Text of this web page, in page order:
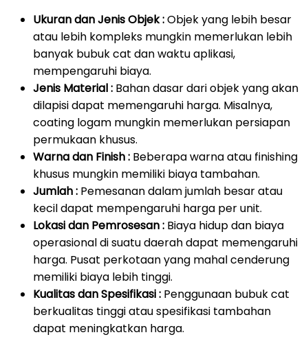
Ukuran dan Jenis Objek :Objek yang lebih besar
atau lebih kompleks mungkin memerlukan lebih
banyak bubuk cat dan waktu aplikasi,
mempengaruhi biaya.
Jenis Material : Bahan dasar dari objek yang akan
dilapisi dapat memengaruhi harga. Misalnya,
coating logam mungkin memerlukan persiapan
permukaan khusus.
Warna dan Finish : Beberapa warna atau finishing
khusus mungkin memiliki biaya tambahan.
Jumlah : Pemesanan dalam jumlah besar atau
kecil dapat mempengaruhi harga per unit.
Lokasi dan Pemrosesan : Biaya hidup dan biaya
operasional di suatu daerah dapat memengaruhi
harga. Pusat perkotaan yang mahal cenderung
memiliki biaya lebih tinggi.
Kualitas dan Spesifikasi : Penggunaan bubuk cat
berkualitas tinggi atau spesifikasi tambahan
dapat meningkatkan harga.